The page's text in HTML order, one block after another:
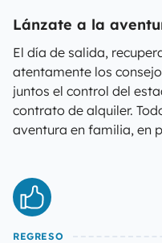
Lánzate a la
El día de salida,
atentamente los
juntos el control del
contrato de alquiler.
aventura en familia, en
REGRESO